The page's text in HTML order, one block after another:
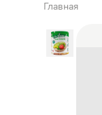
Главная